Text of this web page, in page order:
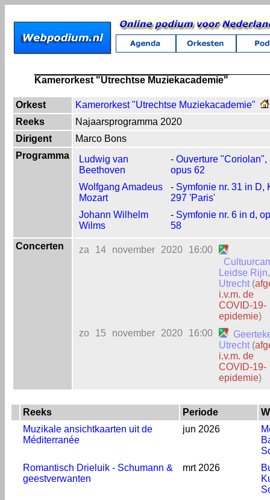
Kamerorkest "Utrechtse Muziekacademie"
Orkest
Kamerorkest "Utrechtse Muziekacademie"
Reeks
Najaarsprogramma 2020
Dirigent
Marco Bons
Programma
Ludwig van
Beethoven
- Ouverture "Coriolan",
opus 62
Wolfgang Amadeus
Mozart
- Symfonie nr. 31 in D,
297 'Paris'
Johann Wilhelm
Wilms
- Symfonie nr. 6 in d,
58
Concerten
za 14 november 2020
16:00
Leidse Rijn,
Utrecht (
i.v.m. de
COVID-19-
epidemie)
zo
15 november 2020 16:00
Utrecht (
i.v.m. de
COVID-19-
epidemie)
Reeks Periode
Muzikale ansichtkaarten uit de
Méditerranée
jun 2026
Romantisch Drieluik - Schumann &
geestverwanten
mrt 2026